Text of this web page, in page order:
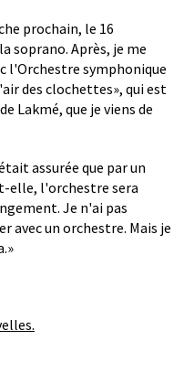
prochain, le 16
soprano. Après, je me
l'Orchestre symphonique
des clochettes», qui est
Lakmé, que je viens de
assurée que par un
elle, l'orchestre sera
Je n'ai pas
avec un orchestre. Mais je